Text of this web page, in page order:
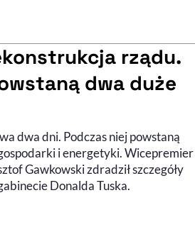
rządu.
dwa duże
dwa dni. Podczas niej powstaną
i energetyki. Wicepremier
Gawkowski zdradził szczegóły
Donalda Tuska.